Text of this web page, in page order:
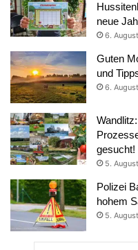
neue
6.
Guten
und
6.
gesucht!
5.
Polizei
hohem
5.